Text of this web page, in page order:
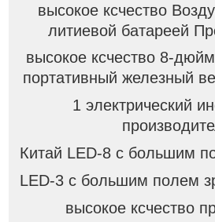
высокое ксчество
литиевой батареей
высокое ксчество 8-
портативный железный
1 электрический
Китай LED-8 с большим
LED-3 с большим полем
высокое ксчество